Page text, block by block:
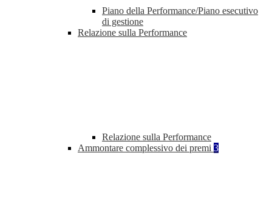
Piano della Performance/Piano esecutivo
di gestione
Relazione sulla Performance
Relazione sulla Performance
Ammontare complessivo dei premi 3